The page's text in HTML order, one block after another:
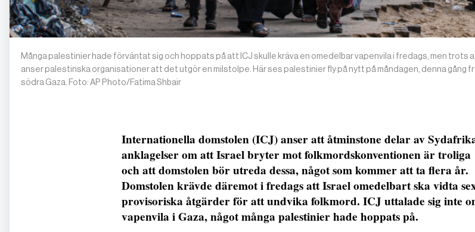
Många palestinier hade förväntat sig och hoppats på att ICJ skulle kräva en omedelbar vapenvila i fredags, men trots
anser palestinska organisationer att det utgör en milstolpe. Här ses palestinier fly på nytt på måndagen, denna gång
södra Gaza. Foto: AP Photo/Fatima Shbair
Internationella domstolen (ICJ) anser att åtminstone delar av
anklagelser om att Israel bryter mot folkmordskonventionen är troliga
och att domstolen bör utreda dessa, något som kommer att ta flera år.
Domstolen krävde däremot i fredags att Israel omedelbart ska vidta
provisoriska åtgärder för att undvika folkmord. ICJ uttalade sig inte
vapenvila i Gaza, något många palestinier hade hoppats på.